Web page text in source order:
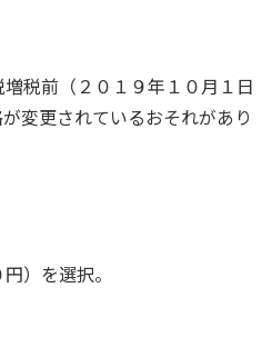
税前（２０１９年１０月１日
変更されているおそれがあり
）を選択。